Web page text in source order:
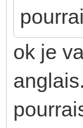
ok je
anglais.